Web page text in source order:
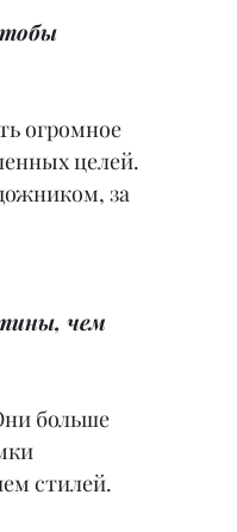
огромное
целей.
за
чем
больше
стилей.